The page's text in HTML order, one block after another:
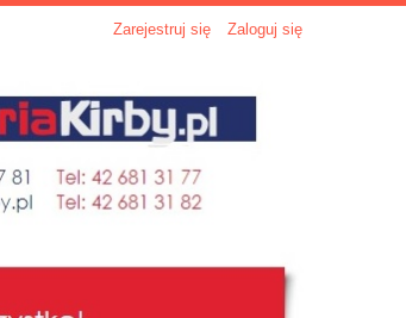
Zarejestruj się Zaloguj się